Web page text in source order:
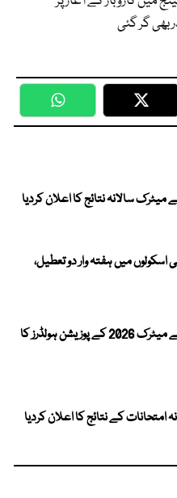
بھی گر گئی
WhatsApp
سالانہ نتائج کا اعلان کردیا
میں ہفتہ وار دو تعطیل،
پنجاب کے تعلیمی بورڈز نے میٹرک 2026 کے پوزیشن ہولڈرز کا
امتحانات کے نتائج کا اعلان کردیا